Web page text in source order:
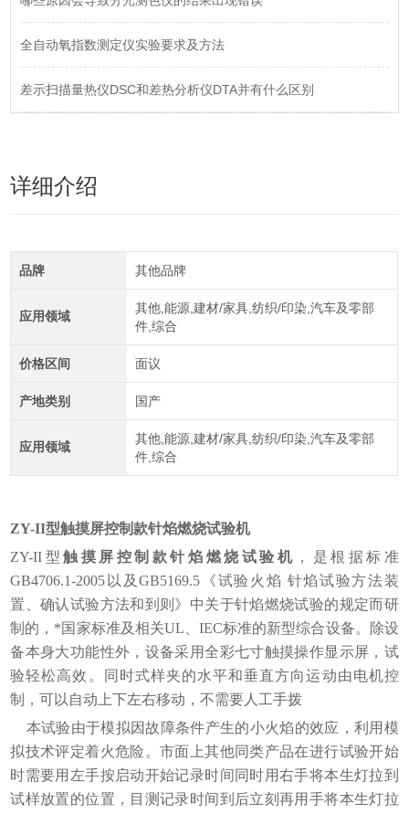
全自动氧指数测定仪实验要求及方法
差示扫描量热仪DSC和差热分析仪DTA并有什么区别
详细介绍
品牌 其他品牌
应用领域
其他,能源,建材/家具,纺织/印染,汽车及零部
件,综合
价格区间 面议
产地类别 国产
应用领域
其他,能源,建材/家具,纺织/印染,汽车及零部
件,综合
ZY-II型触摸屏控制款针焰燃烧试验机
ZY-II 型触摸屏控制款针焰燃烧试验机 ，是根据标准
GB4706.1-2005以及GB5169.5《试验火焰 针焰试验方法装
置、确认试验方法和到则》中关于针焰燃烧试验的规定而研
制的，*国家标准及相关UL、IEC标准的新型综合设备。除设
备本身大功能性外，设备采用全彩七寸触摸操作显示屏，试
验轻松高效。同时式样夹的水平和垂直方向运动由电机控
制，可以自动上下左右移动，不需要人工手拨
本试验由于模拟因故障条件产生的小火焰的效应，利用模
拟技术评定着火危险。市面上其他同类产品在进行试验开始
时需要用左手按启动开始记录时间同时用右手将本生灯拉到
试样放置的位置，目测记录时间到后立刻再用手将本生灯拉